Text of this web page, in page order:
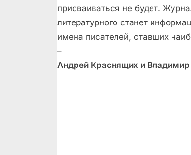
присваиваться не будет.
литературного станет
имена писателей, ставших
–
Андрей Краснящих и Владимир